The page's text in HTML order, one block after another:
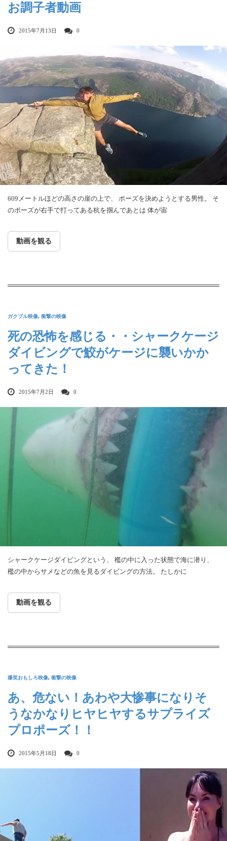
お調子者動画
2015年7月13日 0
609メートルほどの高さの崖の上で、 ポーズを決めようとする男性。 そ
のポーズが右手で打ってある杭を掴んであとは 体が宙
動画を観る
ガクブル映像, 衝撃の映像
死の恐怖を感じる・・シャークケージ
ダイビングで鮫がケージに襲いかか
ってきた！
2015年7月2日 0
シャークケージダイビングという、 檻の中に入った状態で海に潜り、
檻の中からサメなどの魚を見るダイビングの方法。 たしかに
動画を観る
爆笑おもしろ映像, 衝撃の映像
あ、危ない！あわや大惨事になりそ
うなかなりヒヤヒヤするサプライズ
プロポーズ！！
2015年5月18日 0